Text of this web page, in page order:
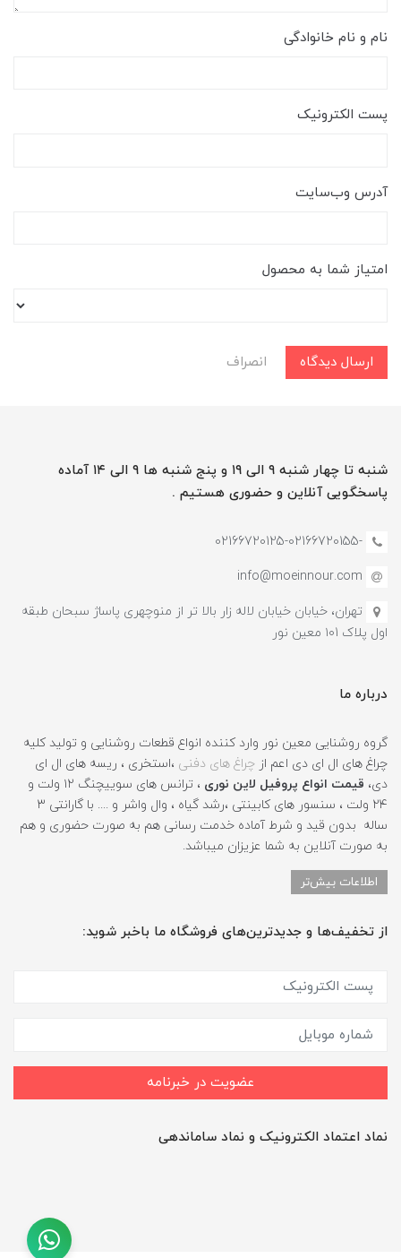
نام و نام خانوادگی
پست الکترونیک
آدرس وب‌سایت
امتیاز شما به محصول
ارسال دیدگاه انصراف
شنبه تا چهار شنبه ۹ الی ۱۹ و پنج شنبه ها ۹ الی ۱۴ آماده
پاسخگویی آنلاین و حضوری هستیم .
-02166720125-02166720155
info@moeinnour.com
تهران، خیابان خیابان لاله زار بالا تر از منوچهری پاساژ سبحان طبقه
اول پلاک ۱۰1 معین نور
درباره ما
گروه روشنایی معین نور وارد کننده انواع قطعات روشنایی و تولید کلیه
چراغ های ال ای دی اعم از چراغ های دفنی ،استخری ، ریسه های ال ای
دی، قیمت انواع پروفیل لاین نوری
، ترانس های سوییچنگ ۱۲ ولت و
۲۴ ولت ، سنسور های کابینتی ،رشد گیاه ، وال واشر و .... با گارانتی ۳
ساله بدون قید و شرط آماده خدمت رسانی هم به صورت حضوری و هم
به صورت آنلاین به شما عزیزان میباشد.
اطلاعات بیش‌تر
از تخفیف‌ها و جدیدترین‌های فروشگاه ما باخبر شوید:
عضویت در خبرنامه
نماد اعتماد الکترونیک و نماد ساماندهی